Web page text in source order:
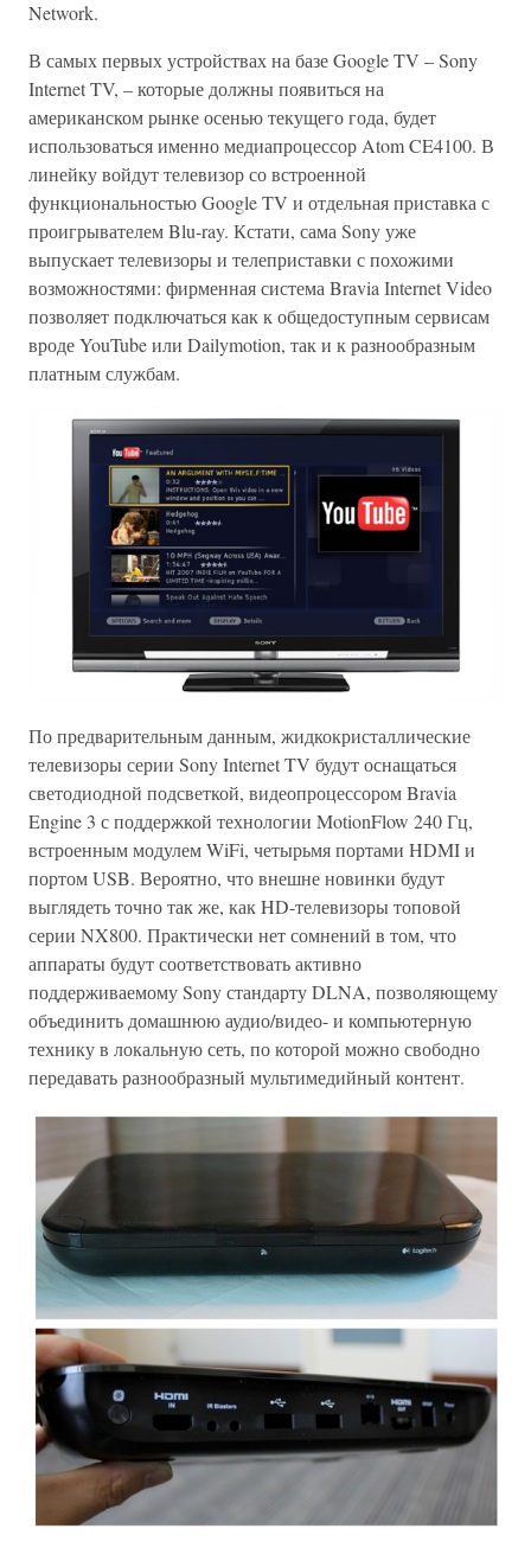
Network.
В самых первых устройствах на базе Google TV – Sony
Internet TV, – которые должны появиться на
американском рынке осенью текущего года, будет
использоваться именно медиапроцессор Atom CE4100. В
линейку войдут телевизор со встроенной
функциональностью Google TV и отдельная приставка с
проигрывателем Blu-ray. Кстати, сама Sony уже
выпускает телевизоры и телеприставки с похожими
возможностями: фирменная система Bravia Internet Video
позволяет подключаться как к общедоступным сервисам
вроде YouTube или Dailymotion, так и к разнообразным
платным службам.
По предварительным данным, жидкокристаллические
телевизоры серии Sony Internet TV будут оснащаться
светодиодной подсветкой, видеопроцессором Bravia
Engine 3 с поддержкой технологии MotionFlow 240 Гц,
встроенным модулем WiFi, четырьмя портами HDMI и
портом USB. Вероятно, что внешне новинки будут
выглядеть точно так же, как HD-телевизоры топовой
серии NX800. Практически нет сомнений в том, что
аппараты будут соответствовать активно
поддерживаемому Sony стандарту DLNA, позволяющему
объединить домашнюю аудио/видео- и компьютерную
технику в локальную сеть, по которой можно свободно
передавать разнообразный мультимедийный контент.